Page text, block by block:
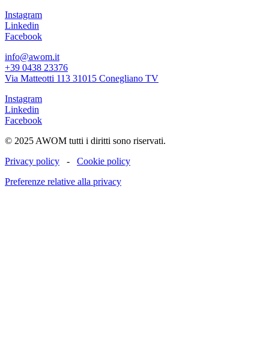
Instagram
Linkedin
Facebook
info@awom.it
+39 0438 23376
Via Matteotti 113 31015 Conegliano TV
Instagram
Linkedin
Facebook
© 2025 AWOM tutti i diritti sono riservati.
Privacy policy - Cookie policy
Preferenze relative alla privacy